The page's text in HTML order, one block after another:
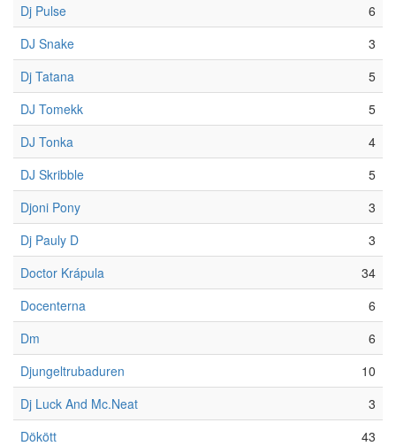
Dj Pulse
6
DJ Snake
3
Dj Tatana
5
DJ Tomekk
5
DJ Tonka
4
DJ Skribble
5
Djoni Pony
3
Dj Pauly D
3
Doctor Krápula
34
Docenterna
6
Dm
6
Djungeltrubaduren
10
Dj Luck And Mc.Neat
3
Dökött
43